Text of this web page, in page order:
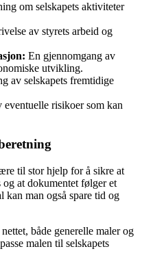
om selskapets aktiviteter
av styrets arbeid og
En gjennomgang av
utvikling.
av selskapets fremtidige
eventuelle risikoer som kan
til stor hjelp for å sikre at
at dokumentet følger et
kan man også spare tid og
både generelle maler og
malen til selskapets